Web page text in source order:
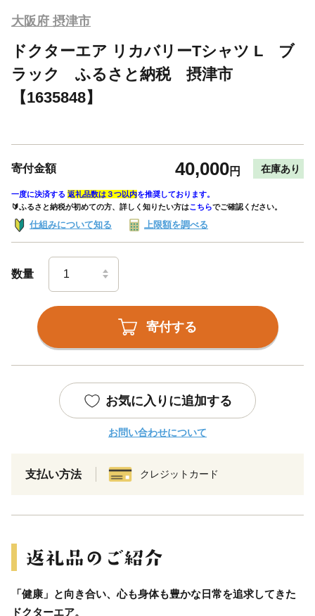
大阪府 摂津市
ドクターエア リカバリーTシャツ L ブ
ラック ふるさと納税 摂津市
【1635848】
寄付金額 40,000円 在庫あり
一度に決済する 返礼品数は３つ以内を推奨しております。
🔰ふるさと納税が初めての方、詳しく知りたい方はこちらでご確認ください。
仕組みについて知る 上限額を調べる
数量
寄付する
お気に入りに追加する
お問い合わせについて
支払い方法 クレジットカード
「健康」と向き合い、心も身体も豊かな日常を追求してきた
ドクターエア。